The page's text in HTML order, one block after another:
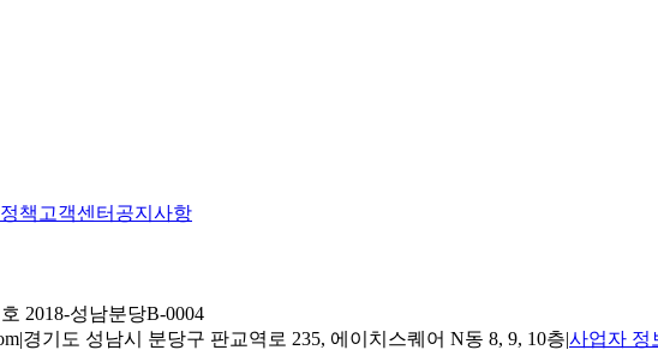
책 고객센터 공지사항
2018-성남분당B-0004
|경기도 성남시 분당구 판교역로 235, 에이치스퀘어 N동 8, 9, 10층|사업자 정